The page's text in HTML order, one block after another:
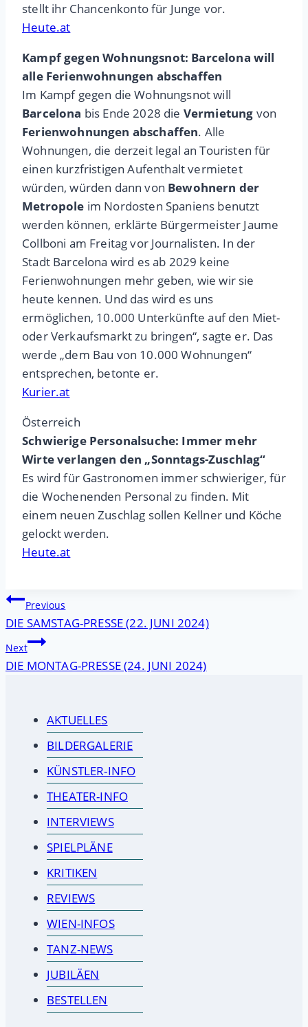
stellt ihr Chancenkonto für Junge vor.
Heute.at
Kampf gegen Wohnungsnot: Barcelona will
alle Ferienwohnungen abschaffen
Im Kampf gegen die Wohnungsnot will
Barcelona bis Ende 2028 die Vermietung von
Ferienwohnungen abschaffen. Alle
Wohnungen, die derzeit legal an Touristen für
einen kurzfristigen Aufenthalt vermietet
würden, würden dann von Bewohnern der
Metropole im Nordosten Spaniens benutzt
werden können, erklärte Bürgermeister Jaume
Collboni am Freitag vor Journalisten. In der
Stadt Barcelona wird es ab 2029 keine
Ferienwohnungen mehr geben, wie wir sie
heute kennen. Und das wird es uns
ermöglichen, 10.000 Unterkünfte auf den Miet-
oder Verkaufsmarkt zu bringen“, sagte er. Das
werde „dem Bau von 10.000 Wohnungen“
entsprechen, betonte er.
Kurier.at
Österreich
Schwierige Personalsuche: Immer mehr
Wirte verlangen den „Sonntags-Zuschlag“
Es wird für Gastronomen immer schwieriger, für
die Wochenenden Personal zu finden. Mit
einem neuen Zuschlag sollen Kellner und Köche
gelockt werden.
Heute.at
Beitragsnavigation
Previous
DIE SAMSTAG-PRESSE (22. JUNI 2024)
Next
DIE MONTAG-PRESSE (24. JUNI 2024)
AKTUELLES
BILDERGALERIE
KÜNSTLER-INFO
THEATER-INFO
INTERVIEWS
SPIELPLÄNE
KRITIKEN
REVIEWS
WIEN-INFOS
TANZ-NEWS
JUBILÄEN
BESTELLEN